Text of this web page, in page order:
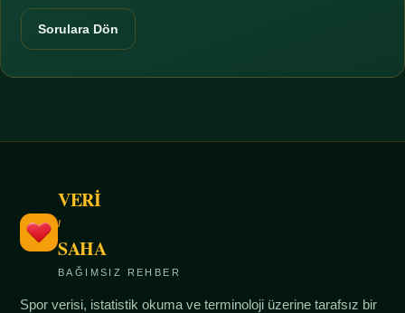
Sorulara Dön
VERİ
/
SAHA
BAĞIMSIZ REHBER
Spor verisi, istatistik okuma ve terminoloji üzerine tarafsız bir